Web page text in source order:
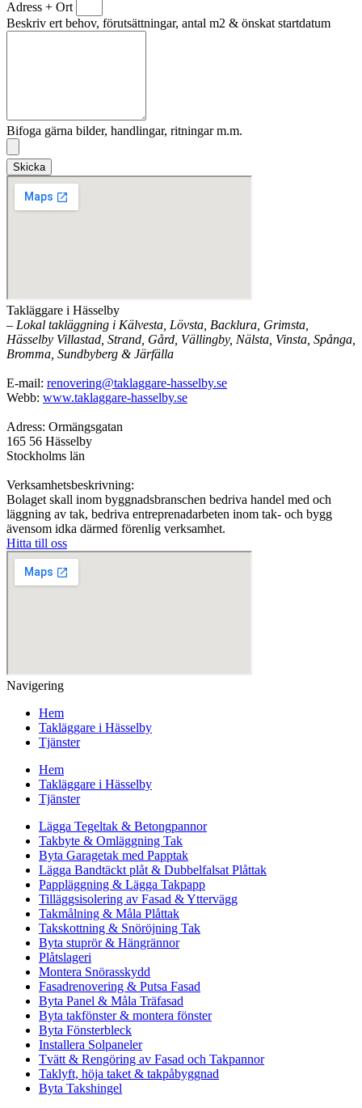
Adress + Ort
Beskriv ert behov, förutsättningar, antal m2 & önskat startdatum
Bifoga gärna bilder, handlingar, ritningar m.m.
Skicka
Takläggare i Hässelby
– Lokal takläggning i Kälvesta, Lövsta, Backlura, Grimsta,
Hässelby Villastad, Strand, Gård, Vällingby, Nälsta, Vinsta, Spånga,
Bromma, Sundbyberg & Järfälla
E-mail: renovering@taklaggare-hasselby.se
Webb: www.taklaggare-hasselby.se
Adress: Ormängsgatan
165 56 Hässelby
Stockholms län
Verksamhetsbeskrivning:
Bolaget skall inom byggnadsbranschen bedriva handel med och
läggning av tak, bedriva entreprenadarbeten inom tak- och bygg
ävensom idka därmed förenlig verksamhet.
Hitta till oss
Navigering
Hem
Takläggare i Hässelby
Tjänster
Hem
Takläggare i Hässelby
Tjänster
Lägga Tegeltak & Betongpannor
Takbyte & Omläggning Tak
Byta Garagetak med Papptak
Lägga Bandtäckt plåt & Dubbelfalsat Plåttak
Pappläggning & Lägga Takpapp
Tilläggsisolering av Fasad & Yttervägg
Takmålning & Måla Plåttak
Takskottning & Snöröjning Tak
Byta stuprör & Hängrännor
Plåtslageri
Montera Snörasskydd
Fasadrenovering & Putsa Fasad
Byta Panel & Måla Träfasad
Byta takfönster & montera fönster
Byta Fönsterbleck
Installera Solpaneler
Tvätt & Rengöring av Fasad och Takpannor
Taklyft, höja taket & takpåbyggnad
Byta Takshingel